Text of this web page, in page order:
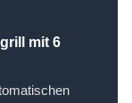
mit 6